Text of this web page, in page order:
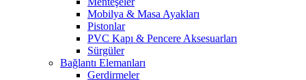
Mobilya & Masa Ayakları
Pistonlar
PVC Kapı & Pencere Aksesuarları
Sürgüler
Bağlantı Elemanları
Gerdirmeler